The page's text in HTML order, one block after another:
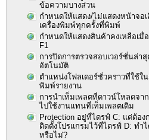
ข้อความบางส่วน
กำหนดให้แสดง/ไม่แสดงหน้าจอเ
เครื่องพิมพ์ทุกครั้งที่พิมพ์
กำหนดให้แสดงสินค้าคงเหลือเมื่
F1
การปิดการตรวจสอบเวอร์ชั่นล่าสุ
อัตโนมัติ
ตำแหน่งโฟลเดอร์ชั่วคราวที่ใช้ใ
พิมพ์รายงาน
การนำเท็มเพลตที่ดาวน์โหลดจาก
ไปใช้งานแทนที่เท็มเพลตเดิม
Protection อยู่ที่ไดรฟ์ C: แต่ต้อง
ติดตั้งโปรแกรมไว้ที่ไดรฟ์ D: ทำ
หรือไม่?